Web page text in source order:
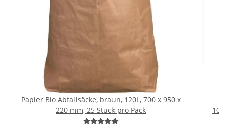
Papier Bio Abfallsäcke, braun, 120L, 700 x 950 x
220 mm, 25 Stück pro Pack